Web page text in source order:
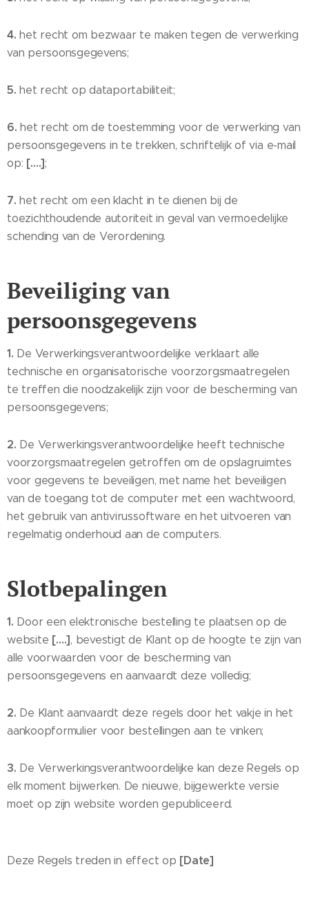
4. het recht om bezwaar te maken tegen de verwerking
van persoonsgegevens;
5. het recht op dataportabiliteit;
6. het recht om de toestemming voor de verwerking van
persoonsgegevens in te trekken, schriftelijk of via e-mail
op: [….];
7. het recht om een klacht in te dienen bij de
toezichthoudende autoriteit in geval van vermoedelijke
schending van de Verordening.
Beveiliging van
persoonsgegevens
1. De Verwerkingsverantwoordelijke verklaart alle
technische en organisatorische voorzorgsmaatregelen
te treffen die noodzakelijk zijn voor de bescherming van
persoonsgegevens;
2. De Verwerkingsverantwoordelijke heeft technische
voorzorgsmaatregelen getroffen om de opslagruimtes
voor gegevens te beveiligen, met name het beveiligen
van de toegang tot de computer met een wachtwoord,
het gebruik van antivirussoftware en het uitvoeren van
regelmatig onderhoud aan de computers.
Slotbepalingen
1. Door een elektronische bestelling te plaatsen op de
website [….], bevestigt de Klant op de hoogte te zijn van
alle voorwaarden voor de bescherming van
persoonsgegevens en aanvaardt deze volledig;
2. De Klant aanvaardt deze regels door het vakje in het
aankoopformulier voor bestellingen aan te vinken;
3. De Verwerkingsverantwoordelijke kan deze Regels op
elk moment bijwerken. De nieuwe, bijgewerkte versie
moet op zijn website worden gepubliceerd.
Deze Regels treden in effect op [Date]